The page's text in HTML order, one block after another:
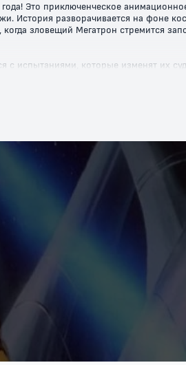
Это приключенческое
История разворачивается на фоне
зловещий Мегатрон стремится
с испытаниями, которые изменят их
Зрители всех возрастов окунутся в
1986 года – это фильм, который
и незабвенными